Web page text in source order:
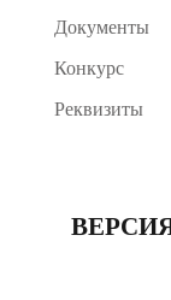
Документы
Конкурс
Реквизиты